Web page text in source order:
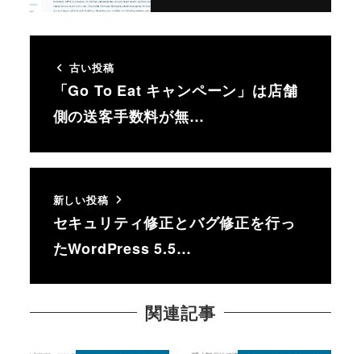
古い投稿
「Go To Eat キャンペーン」は店舗
側の送客手数料が無…
新しい投稿
セキュリティ修正とバグ修正を行っ
たWordPress 5.5…
関連記事